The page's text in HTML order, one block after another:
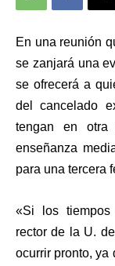
En una reunión
se zanjará una
se ofrecerá a
del cancelado
tengan en
enseñanza
para una tercera
«Si los tiempos
rector de la U.
ocurrir pronto, ya